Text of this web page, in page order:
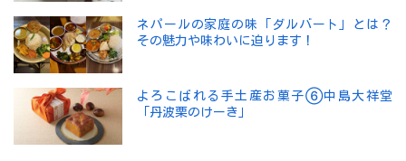
ネパールの家庭の味「ダルバート」とは？
その魅力や味わいに迫ります！
よろこばれる手土産お菓子⑥中島大祥堂
「丹波栗のけーき」